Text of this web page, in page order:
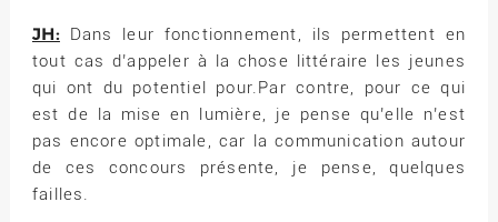
JH:Dans leur fonctionnement, ils permettent en
tout cas d’appeler à la chose littéraire les jeunes
qui ont du potentiel pour.Par contre, pour ce qui
est de la mise en lumière, je pense qu’elle n’est
pas encore optimale, car la communication autour
de ces concours présente, je pense, quelques
failles.